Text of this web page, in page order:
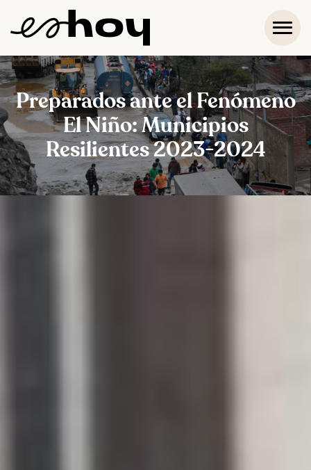
Preparados ante el Fenómeno
El Niño: Municipios
Resilientes 2023-2024